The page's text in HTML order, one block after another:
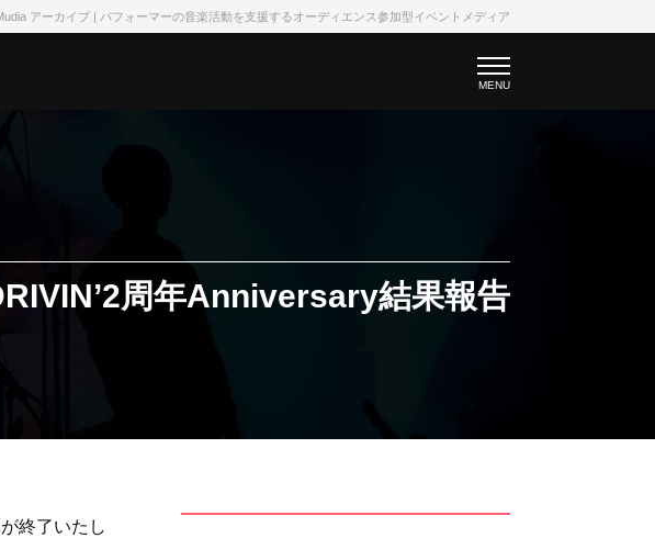
アーカイブ | パフォーマーの音楽活動を支援するオーディエンス参加型イベントメディア
MENU
周年Anniversary結果報告
終了いたし